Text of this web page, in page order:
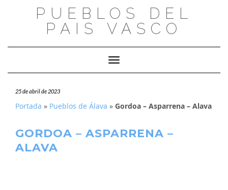
PUEBLOS DEL
PAIS VASCO
Cambiar modo de navegación
25 de abril de 2023
Portada » Pueblos de Álava » Gordoa – Asparrena – Alava
GORDOA – ASPARRENA –
ALAVA